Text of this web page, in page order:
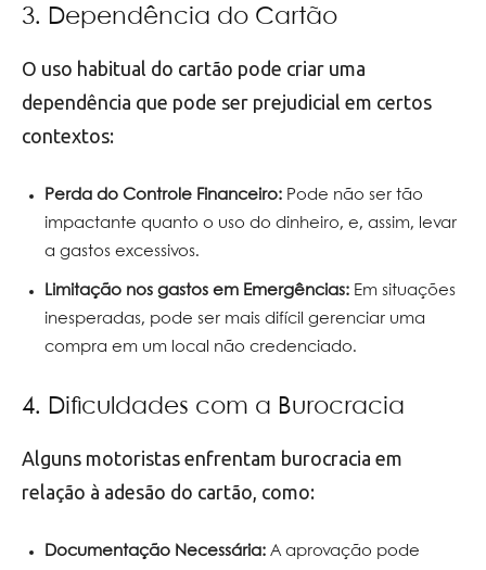
3. Dependência do Cartão
O uso habitual do cartão pode criar uma
dependência que pode ser prejudicial em certos
contextos:
Perda do Controle Financeiro: Pode não ser tão
impactante quanto o uso do dinheiro, e, assim, levar
a gastos excessivos.
Limitação nos gastos em Emergências: Em situações
inesperadas, pode ser mais difícil gerenciar uma
compra em um local não credenciado.
4. Dificuldades com a Burocracia
Alguns motoristas enfrentam burocracia em
relação à adesão do cartão, como:
Documentação Necessária: A aprovação pode